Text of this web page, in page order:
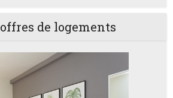
de logements